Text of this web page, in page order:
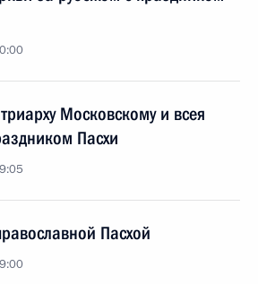
Московскому и всея
Пасхи
Пасхой